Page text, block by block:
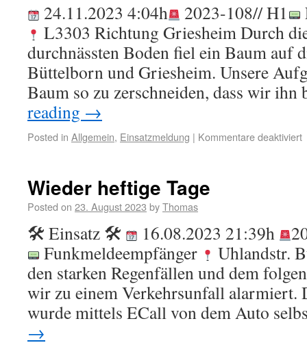
24.11.2023 4:04h 2023-108// H1
L3303 Richtung Griesheim Durch
durchnässten Boden fiel ein Baum auf
Büttelborn und Griesheim. Unsere
Baum so zu zerschneiden, dass wir
reading →
Posted in Allgemein, Einsatzmeldung | Kommentare deaktiviert
Wieder heftige Tage
Posted on 23. August 2023 byThomas
🛠 Einsatz 🛠 16.08.2023 21:39h
Funkmeldeempfänger
Uhlandstr.
den starken Regenfällen und dem
wir zu einem Verkehrsunfall alarmiert.
wurde mittels ECall von dem Auto
→